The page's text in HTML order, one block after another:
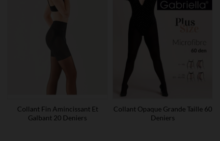
Collant Fin Amincissant Et
Galbant 20 Deniers
Collant Opaque Grande Taille 60
Deniers